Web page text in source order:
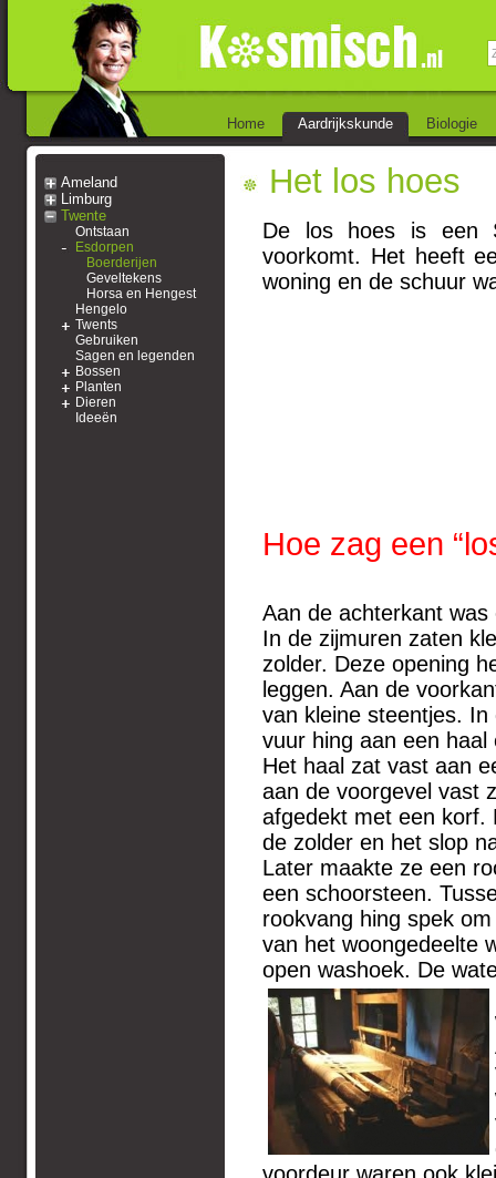
Home Aardrijkskunde Biologie
Ameland
Limburg
Twente
Ontstaan
Esdorpen
Boerderijen
Geveltekens
Horsa en Hengest
Hengelo
Twents
Gebruiken
Sagen en legenden
Bossen
Planten
Dieren
Ideeën
Het los hoes
De los hoes is een
voorkomt. Het heeft
woning en de schuur
Hoe zag een
Aan de achterkant
In de zijmuren zaten
zolder. Deze opening
leggen. Aan de
van kleine steentjes.
vuur hing aan een
Het haal zat vast aan
aan de voorgevel vast
afgedekt met een korf.
de zolder en het slop
Later maakte ze een
een schoorsteen.
rookvang hing spek
van het woongedeelte
open washoek. De